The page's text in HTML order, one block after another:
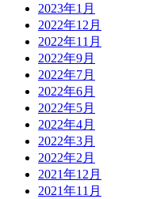
2023年1月
2022年12月
2022年11月
2022年9月
2022年7月
2022年6月
2022年5月
2022年4月
2022年3月
2022年2月
2021年12月
2021年11月